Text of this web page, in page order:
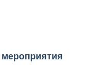
роприятия